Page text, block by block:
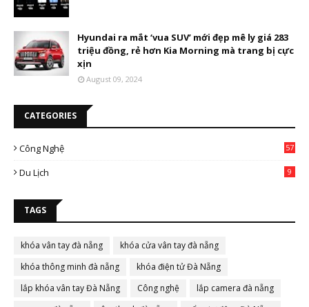
Hyundai ra mắt ‘vua SUV’ mới đẹp mê ly giá 283
triệu đồng, rẻ hơn Kia Morning mà trang bị cực
xịn
August 09, 2024
CATEGORIES
Công Nghệ 57
Du Lịch 9
TAGS
khóa vân tay đà nẵng
khóa cửa vân tay đà nẵng
khóa thông minh đà nẵng
khóa điện tử Đà Nẵng
lắp khóa vân tay Đà Nẵng
Công nghệ
lắp camera đà nẵng